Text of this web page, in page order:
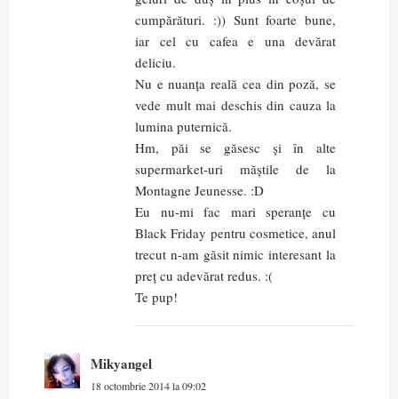
cumpărături. :)) Sunt foarte bune,
iar cel cu cafea e una devărat
deliciu.
Nu e nuanța reală cea din poză, se
vede mult mai deschis din cauza la
lumina puternică.
Hm, păi se găsesc și în alte
supermarket-uri măștile de la
Montagne Jeunesse. :D
Eu nu-mi fac mari speranțe cu
Black Friday pentru cosmetice, anul
trecut n-am găsit nimic interesant la
preț cu adevărat redus. :(
Te pup!
Mikyangel
18 octombrie 2014 la 09:02